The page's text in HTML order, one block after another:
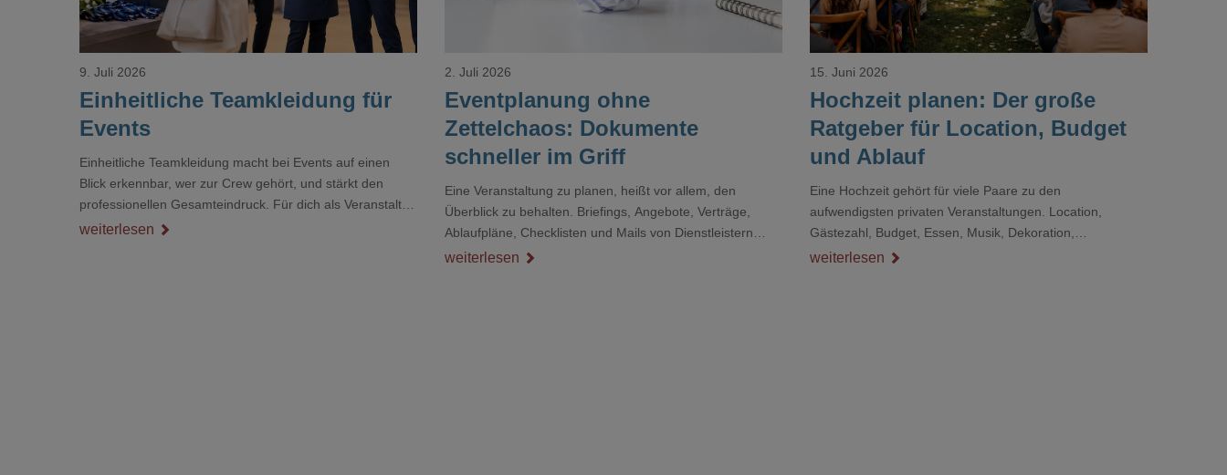
Einheitliche Teamkleidung für
Events
9. Juli 2026
Einheitliche Teamkleidung macht bei Events auf einen
Blick erkennbar, wer zur Crew gehört, und stärkt den
professionellen Gesamteindruck. Für dich als Veranstalter
ist das kein Nebenthema: Bei Textilien mit Stickerei oder
weiterlesen
Eventplanung ohne
Zettelchaos: Dokumente
schneller im Griff
2. Juli 2026
Eine Veranstaltung zu planen, heißt vor allem, den
Überblick zu behalten. Briefings, Angebote, Verträge,
Ablaufpläne, Checklisten und Mails von Dienstleistern
sammeln sich rasch zu einem unübersichtlichen Stapel.
weiterlesen
Hochzeit planen: Der große
Ratgeber für Location, Budget
und Ablauf
15. Juni 2026
Eine Hochzeit gehört für viele Paare zu den
aufwendigsten privaten Veranstaltungen. Location,
Gästezahl, Budget, Essen, Musik, Dekoration,
Dienstleister und Ablauf müssen zusammenpassen, damit
weiterlesen